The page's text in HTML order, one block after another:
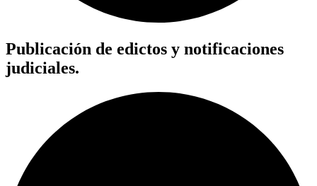
Publicación de edictos y notificaciones
judiciales.